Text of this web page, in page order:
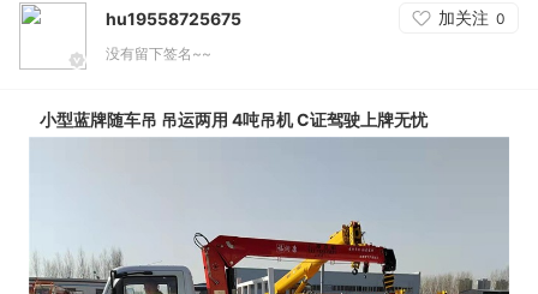
hu19558725675 加关注 0
没有留下签名~~
小型蓝牌随车吊 吊运两用 4吨吊机 C证驾驶上牌无忧